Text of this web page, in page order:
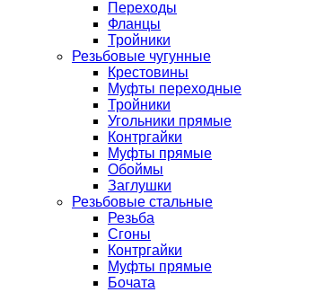
Переходы
Фланцы
Тройники
Резьбовые чугунные
Крестовины
Муфты переходные
Тройники
Угольники прямые
Контргайки
Муфты прямые
Обоймы
Заглушки
Резьбовые стальные
Резьба
Сгоны
Контргайки
Муфты прямые
Бочата